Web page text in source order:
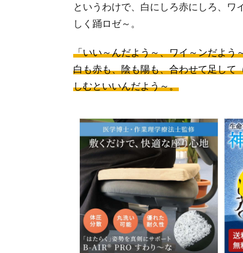
というわけで、白にしろ赤にしろ、ワ
しく踊ロゼ～。
「いい～んだよう～、ワイ～ンだよう
白も赤も、陰も陽も、合わせて足して
しむといいんだよう～。